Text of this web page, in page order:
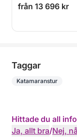
från 13 696 kr
Taggar
Katamaranstur
Hittade du all
Ja, allt bra/Nej,